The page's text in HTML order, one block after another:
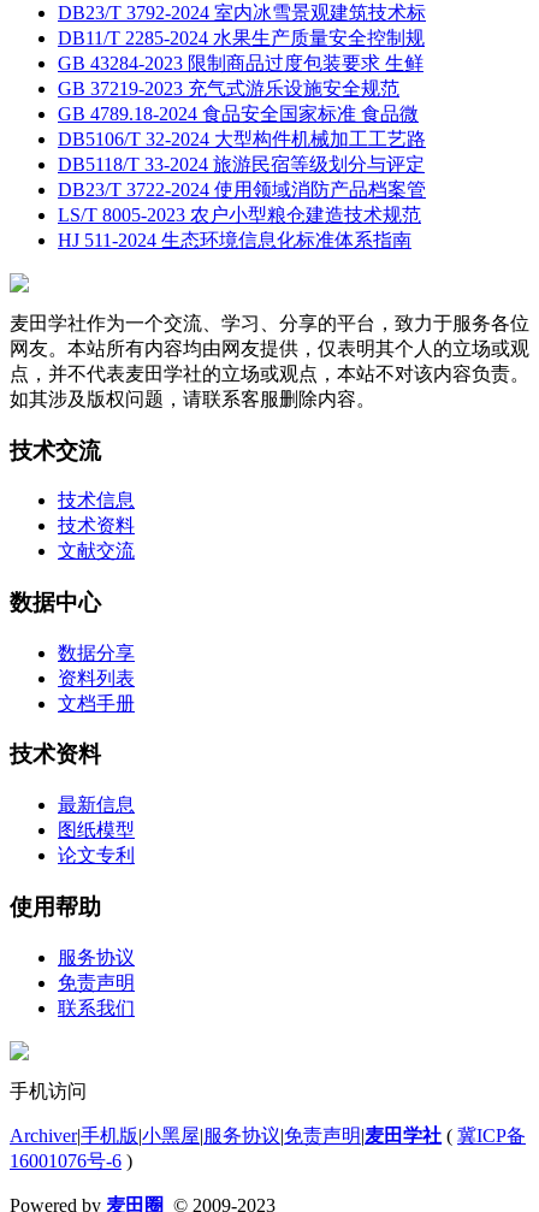
DB23/T 3792-2024 室内冰雪景观建筑技术标
DB11/T 2285-2024 水果生产质量安全控制规
GB 43284-2023 限制商品过度包装要求 生鲜
GB 37219-2023 充气式游乐设施安全规范
GB 4789.18-2024 食品安全国家标准 食品微
DB5106/T 32-2024 大型构件机械加工工艺路
DB5118/T 33-2024 旅游民宿等级划分与评定
DB23/T 3722-2024 使用领域消防产品档案管
LS/T 8005-2023 农户小型粮仓建造技术规范
HJ 511-2024 生态环境信息化标准体系指南
麦田学社作为一个交流、学习、分享的平台，致力于服务各位
网友。本站所有内容均由网友提供，仅表明其个人的立场或观
点，并不代表麦田学社的立场或观点，本站不对该内容负责。
如其涉及版权问题，请联系客服删除内容。
技术交流
技术信息
技术资料
文献交流
数据中心
数据分享
资料列表
文档手册
技术资料
最新信息
图纸模型
论文专利
使用帮助
服务协议
免责声明
联系我们
手机访问
Archiver|手机版|小黑屋|服务协议|免责声明|麦田学社 ( 冀ICP备
16001076号-6 )
Powered by 麦田圈 © 2009-2023